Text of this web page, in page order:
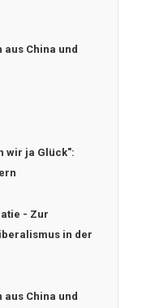
aus China und
wir ja Glück":
- Zur
in der
aus China und